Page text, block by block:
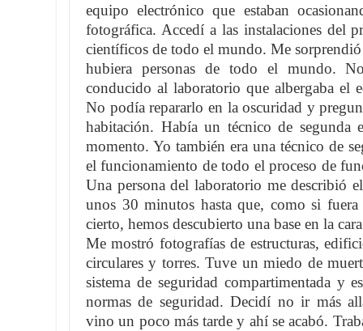
equipo electrónico que estaban
fotográfica. Accedí a las instalaciones del
científicos de todo el mundo. Me
hubiera personas de todo el mundo.
conducido al laboratorio que albergaba el
No podía repararlo en la oscuridad y
habitación. Había un técnico de segunda
momento. Yo también era una técnico de
el funcionamiento de todo el proceso de
Una persona del laboratorio me describió
unos 30 minutos hasta que, como si
cierto, hemos descubierto una base en la
Me mostró fotografías de estructuras,
circulares y torres. Tuve un miedo de
sistema de seguridad compartimentada y
normas de seguridad. Decidí no ir más
vino un poco más tarde y ahí se acabó.